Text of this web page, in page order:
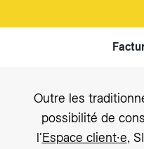
Outre les
possibilité de
l'Espace client∙e,